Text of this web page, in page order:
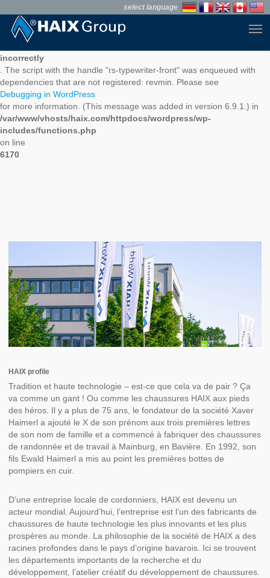
Notice
: Function WP_Scripts::add was called
incorrectly
. The script with the handle "rs-typewriter-front" was enqueued with
dependencies that are not registered: revmin. Please see
Debugging in WordPress
for more information. (This message was added in version 6.9.1.) in
/var/www/vhosts/haix.com/httpdocs/wordpress/wp-
includes/functions.php
on line
6170
to
main
content
HAIX profile
Tradition et haute technologie – est-ce que cela va de pair ? Ça
va comme un gant ! Ou comme les chaussures HAIX aux pieds
des héros. Il y a plus de 75 ans, le fondateur de la société Xaver
Haimerl a ajouté le X de son prénom aux trois premières lettres
de son nom de famille et a commencé à fabriquer des chaussures
de randonnée et de travail à Mainburg, en Bavière. En 1992, son
fils Ewald Haimerl a mis au point les premières bottes de
pompiers en cuir.
D’une entreprise locale de cordonniers, HAIX est devenu un
acteur mondial. Aujourd’hui, l’entreprise est l’un des fabricants de
chaussures de haute technologie les plus innovants et les plus
prospères au monde. La philosophie de la société de HAIX a des
racines profondes dans le pays d’origine bavarois. Ici se trouvent
les départements importants de la recherche et du
développement, l’atelier créatif du développement de chaussures.
select language